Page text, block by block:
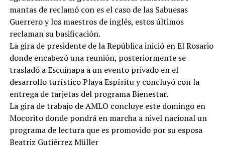
mantas de reclamó con es el caso de las Sabuesas
Guerrero y los maestros de inglés, estos últimos
reclaman su basificación.
La gira de presidente de la República inició en El Rosario
donde encabezó una reunión, posteriormente se
trasladó a Escuinapa a un evento privado en el
desarrollo turístico Playa Espíritu y concluyó con la
entrega de tarjetas del programa Bienestar.
La gira de trabajo de AMLO concluye este domingo en
Mocorito donde pondrá en marcha a nivel nacional un
programa de lectura que es promovido por su esposa
Beatriz Gutiérrez Müller